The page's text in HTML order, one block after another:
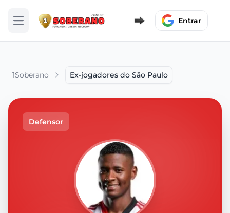
Abrir menu Entrar
1Soberano Ex-jogadores do São Paulo
Defensor